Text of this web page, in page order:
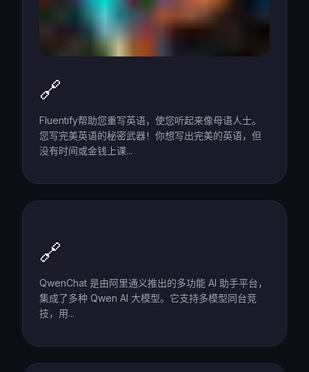
🔗
Fluentify帮助您重写英语，使您听起来像母语人士。
您写完美英语的秘密武器！你想写出完美的英语，但
没有时间或金钱上课...
🔗
QwenChat 是由阿里通义推出的多功能 AI 助手平台，
集成了多种 Qwen AI 大模型。它支持多模型同台竞
技，用...